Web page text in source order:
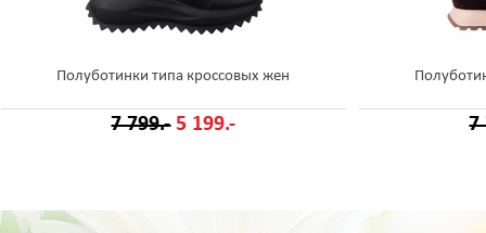
Полуботинки типа кроссовых жен
7 799.- 5 199.- 7